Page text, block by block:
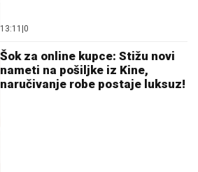
13:11 0
Šok za online kupce: Stižu novi
nameti na pošiljke iz Kine,
naručivanje robe postaje luksuz!